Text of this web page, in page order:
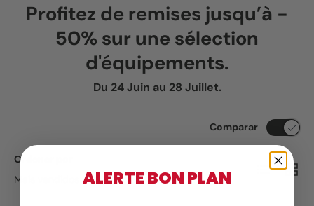
Profitez de remises jusqu’à -
50% sur une sélection
d'équipements.
Du 24 Juin au 28 Juillet.
Ordenar por
Mais vendidos
Comparar
Lista
ALERTE BON PLAN